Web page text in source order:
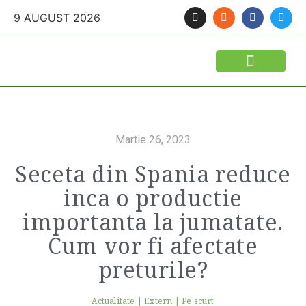
9 AUGUST 2026
Martie 26, 2023
Seceta din Spania reduce
inca o productie
importanta la jumatate.
Cum vor fi afectate
preturile?
Actualitate |Extern | Pe scurt